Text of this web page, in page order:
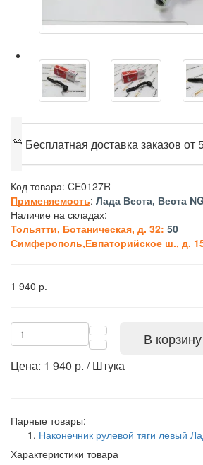
🎁 Бесплатная доставка заказов от
Код товара: CE0127R
Применяемость: Лада Веста, Веста NG
Наличие на складах:
Тольятти, Ботаническая, д. 32: 50
Симферополь,Евпаторийское ш., д.
1 940 р.
В корзину
Цена: 1 940 р. / Штука
Парные товары:
Наконечник рулевой тяги левый
Характеристики товара